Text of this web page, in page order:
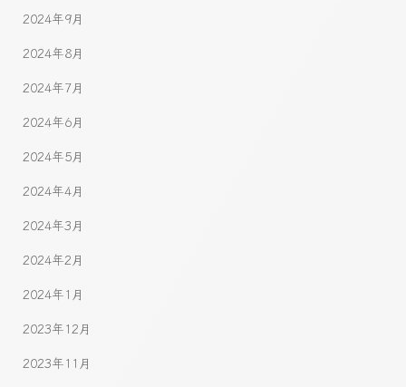
2024年9月
2024年8月
2024年7月
2024年6月
2024年5月
2024年4月
2024年3月
2024年2月
2024年1月
2023年12月
2023年11月